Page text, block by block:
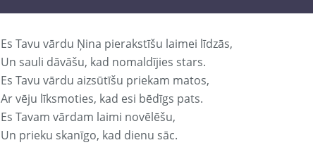
Es Tavu vārdu Ņina pierakstīšu laimei līdzās,
Un sauli dāvāšu, kad nomaldījies stars.
Es Tavu vārdu aizsūtīšu priekam matos,
Ar vēju līksmoties, kad esi bēdīgs pats.
Es Tavam vārdam laimi novēlēšu,
Un prieku skanīgo, kad dienu sāc.